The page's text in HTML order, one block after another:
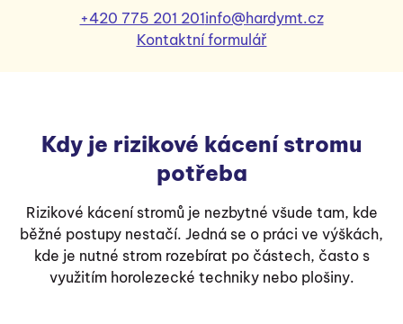
+420 775 201 201info@hardymt.cz
Kontaktní formulář
Kdy je rizikové kácení stromu
potřeba
Rizikové kácení stromů je nezbytné všude tam, kde
běžné postupy nestačí. Jedná se o práci ve výškách,
kde je nutné strom rozebírat po částech, často s
využitím horolezecké techniky nebo plošiny.